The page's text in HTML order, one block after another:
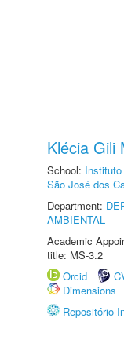
Klécia Gili
School:
São José dos
Department:
AMBIENTAL
Academic
title: MS-3.2
Orcid
Dimensions
Repositório